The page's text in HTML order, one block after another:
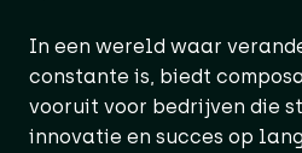
In een wereld waar
constante is, biedt
vooruit voor bedrijven die
innovatie en succes op